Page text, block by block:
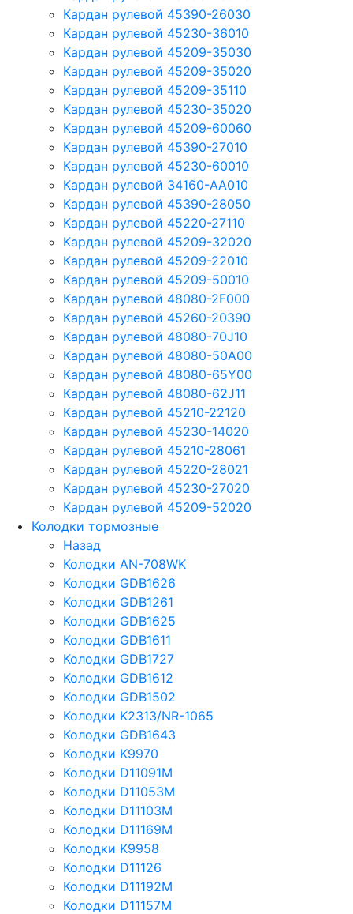
Кардан рулевой 45390-26030
Кардан рулевой 45230-36010
Кардан рулевой 45209-35030
Кардан рулевой 45209-35020
Кардан рулевой 45209-35110
Кардан рулевой 45230-35020
Кардан рулевой 45209-60060
Кардан рулевой 45390-27010
Кардан рулевой 45230-60010
Кардан рулевой 34160-AA010
Кардан рулевой 45390-28050
Кардан рулевой 45220-27110
Кардан рулевой 45209-32020
Кардан рулевой 45209-22010
Кардан рулевой 45209-50010
Кардан рулевой 48080-2F000
Кардан рулевой 45260-20390
Кардан рулевой 48080-70J10
Кардан рулевой 48080-50A00
Кардан рулевой 48080-65Y00
Кардан рулевой 48080-62J11
Кардан рулевой 45210-22120
Кардан рулевой 45230-14020
Кардан рулевой 45210-28061
Кардан рулевой 45220-28021
Кардан рулевой 45230-27020
Кардан рулевой 45209-52020
Колодки тормозные
Назад
Колодки AN-708WK
Колодки GDB1626
Колодки GDB1261
Колодки GDB1625
Колодки GDB1611
Колодки GDB1727
Колодки GDB1612
Колодки GDB1502
Колодки K2313/NR-1065
Колодки GDB1643
Колодки K9970
Колодки D11091M
Колодки D11053M
Колодки D11103M
Колодки D11169M
Колодки K9958
Колодки D11126
Колодки D11192M
Колодки D11157M